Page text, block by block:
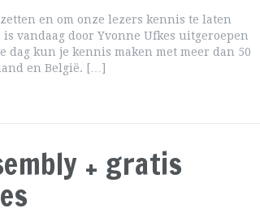
en om onze lezers kennis te laten
vandaag door Yvonne Ufkes uitgeroepen
dag kun je kennis maken met meer dan 50
en België. […]
+ gratis